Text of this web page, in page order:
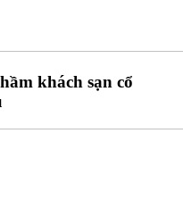
khách sạn cổ